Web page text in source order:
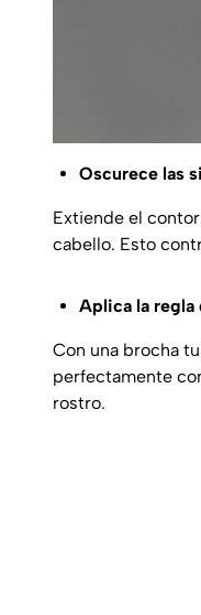
Oscurece las
Extiende el
cabello. Esto
Aplica la regla
Con una brocha
perfectamente
rostro.